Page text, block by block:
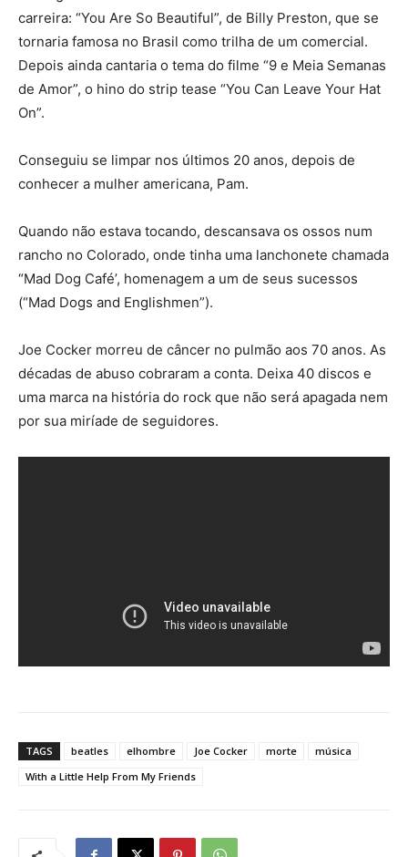
carreira: “You Are So Beautiful”, de Billy Preston, que se
tornaria famosa no Brasil como trilha de um comercial.
Depois ainda cantaria o tema do filme “9 e Meia Semanas
de Amor”, o hino do strip tease “You Can Leave Your Hat
On”.
Conseguiu se limpar nos últimos 20 anos, depois de
conhecer a mulher americana, Pam.
Quando não estava tocando, descansava os ossos num
rancho no Colorado, onde tinha uma lanchonete chamada
“Mad Dog Café’, homenagem a um de seus sucessos
(“Mad Dogs and Englishmen”).
Joe Cocker morreu de câncer no pulmão aos 70 anos. As
décadas de abuso cobraram a conta. Deixa 40 discos e
uma marca na história do rock que não será apagada nem
por sua miríade de seguidores.
TAGS beatles elhombre Joe Cocker morte
música
With a Little Help From My Friends